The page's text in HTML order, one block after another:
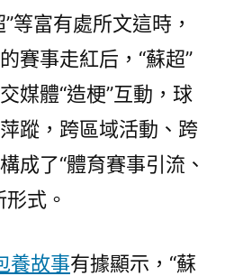
”等富有處所文這時，
賽事走紅后，“蘇超”
媒體“造梗”互動，球
蹤，跨區域活動、跨
成了“體育賽事引流、
式。
養故事有據顯示，“蘇